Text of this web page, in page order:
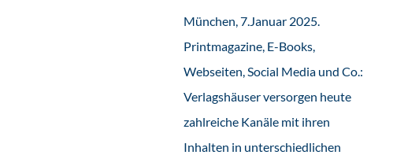
München, 7.Januar 2025.
Printmagazine, E-Books,
Webseiten, Social Media und Co.:
Verlagshäuser versorgen heute
zahlreiche Kanäle mit ihren
Inhalten in unterschiedlichen